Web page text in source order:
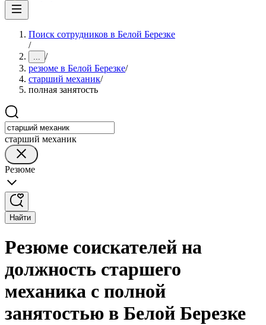
Поиск сотрудников в Белой Березке
/
... /
резюме в Белой Березке/
старший механик/
полная занятость
старший механик
Резюме
Найти
Резюме соискателей на
должность старшего
механика с полной
занятостью в Белой Березке